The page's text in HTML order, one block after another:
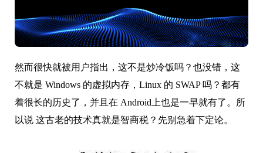
然而很快就被用户指出，这不是炒冷饭吗？也没错，这
不就是 Windows 的虚拟内存，Linux 的 SWAP 吗？都有
着很长的历史了，并且在 Android上也是一早就有了。所
以说 这古老的技术真就是智商税？先别急着下定论。